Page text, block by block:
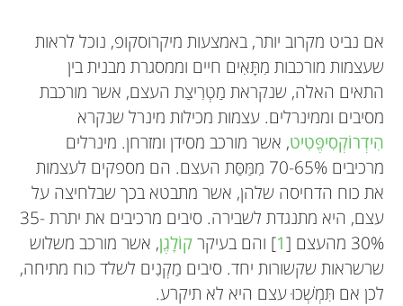
אם נביט מקרוב יותר, באמצעות מיקרוסקופ, נוכל לראות
שעצמות מורכבות מִתָּאִים חיים וממסגרת מבנית בין
התאים האלה, שנקראת מַטְרִיצַת העצם, אשר מורכבת
מסיבים וממינרלים. עצמות מכילות מינרל שנקרא
הִידְרוֹקְסִיפֶּטִיט, אשר מורכב מסידן ומזרחן. מינרלים
מרכיבים 70-65% מִמַּסַּת העצם. הם מספקים לעצמות
את כוח הדחיסה שלהן, אשר מתבטא בכך שבלחיצה על
עצם, היא מתנגדת לשבירה. סיבים מרכיבים את יתרת 35-
30% מהעצם [
1] והם בעיקרקוֹלָגֶן, אשר מורכב משלוש
שרשראות שקשורות יחד. סיבים מַקְנִים לשלד כוח מתיחה,
לכן אם תִּמְשְׁכוּ עצם היא לא תיקרע.